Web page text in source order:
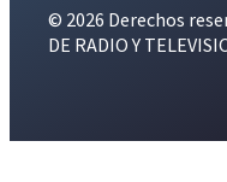
© 2026 Derechos
DE RADIO Y